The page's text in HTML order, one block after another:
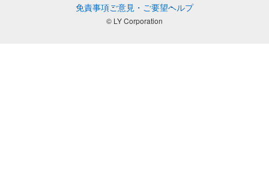
免責事項ご意見・ご要望ヘルプ
© LY Corporation